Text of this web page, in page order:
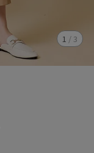
1 / 3